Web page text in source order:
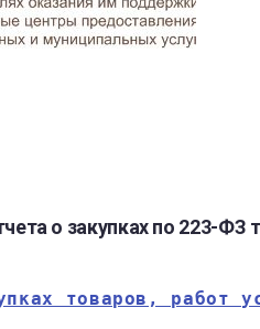
о закупках по 223-ФЗ
товаров, работ